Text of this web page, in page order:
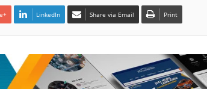
LinkedIn Share via Email Print